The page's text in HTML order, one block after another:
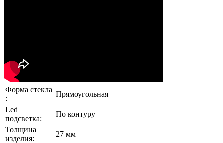
Форма стекла
:
Прямоугольная
Led
подсветка:
По контуру
Толщина
изделия:
27 мм